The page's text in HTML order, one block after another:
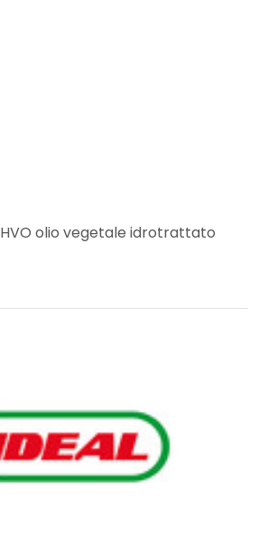
HVO olio vegetale idrotrattato